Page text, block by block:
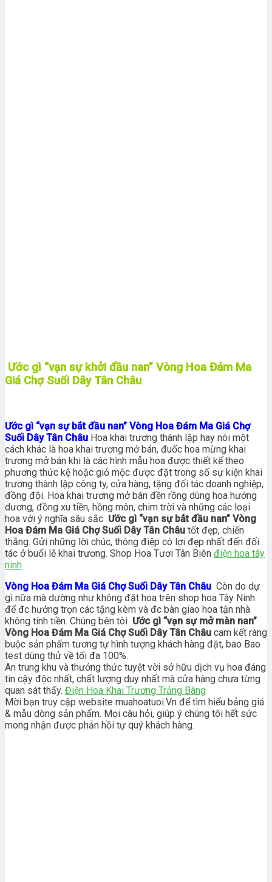
Ước gì “vạn sự khởi đầu nan” Vòng Hoa Đám Ma
Giá Chợ Suối Dây Tân Châu
Ước gì “vạn sự bắt đầu nan” Vòng Hoa Đám Ma Giá Chợ
Suối Dây Tân Châu Hoa khai trương thành lập hay nói một
cách khác là hoa khai trương mở bán, đuốc hoa mừng khai
trương mở bán khi là các hình mẫu hoa được thiết kế theo
phương thức kệ hoặc giỏ mộc được đặt trong số sự kiện khai
trương thành lập công ty, cửa hàng, tặng đối tác doanh nghiệp,
đồng đội. Hoa khai trương mở bán đền rồng dùng hoa hướng
dương, đồng xu tiền, hồng môn, chim trời và những các loại
hoa với ý nghĩa sâu sắc Ước gì “vạn sự bắt đầu nan” Vòng
Hoa Đám Ma Giá Chợ Suối Dây Tân Châu tốt đẹp, chiến
thắng. Gửi những lời chúc, thông điệp có lợi đẹp nhất đến đối
tác ở buổi lễ khai trương. Shop Hoa Tươi Tân Biên điện hoa tây
ninh
Vòng Hoa Đám Ma Giá Chợ Suối Dây Tân Châu Còn do dự
gì nữa mà dường như không đặt hoa trên shop hoa Tây Ninh
để đc hưởng trọn các tặng kèm và đc bàn giao hoa tận nhà
không tính tiền. Chúng bên tôi Ước gì “vạn sự mở màn nan”
Vòng Hoa Đám Ma Giá Chợ Suối Dây Tân Châu cam kết ràng
buộc sản phẩm tương tự hình tượng khách hàng đặt, bao Bao
test dùng thử về tối đa 100%.
An trung khu và thưởng thức tuyệt vời sở hữu dịch vụ hoa đáng
tin cậy độc nhất, chất lượng duy nhất mà cửa hàng chưa từng
quan sát thấy. Điện Hoa Khai Trương Trảng Bàng
Mời bạn truy cập website muahoatuoi.Vn để tìm hiểu bảng giá
& mẫu dòng sản phẩm. Mọi câu hỏi, giúp ý chúng tôi hết sức
mong nhận được phản hồi tự quý khách hàng.